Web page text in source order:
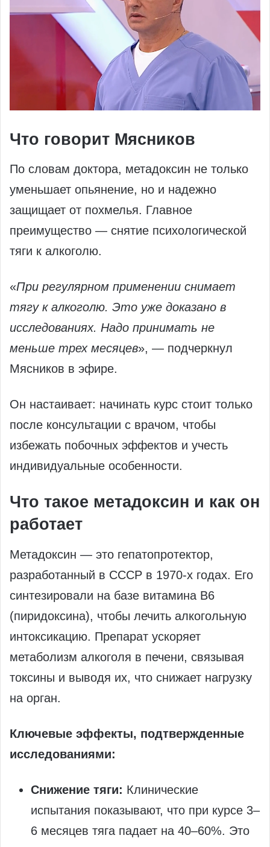
Что говорит Мясников
По словам доктора, метадоксин не только
уменьшает опьянение, но и надежно
защищает от похмелья. Главное
преимущество — снятие психологической
тяги к алкоголю.
«При регулярном применении снимает
тягу к алкоголю. Это уже доказано в
исследованиях. Надо принимать не
меньше трех месяцев», — подчеркнул
Мясников в эфире.
Он настаивает: начинать курс стоит только
после консультации с врачом, чтобы
избежать побочных эффектов и учесть
индивидуальные особенности.
Что такое метадоксин и как он
работает
Метадоксин — это гепатопротектор,
разработанный в СССР в 1970-х годах. Его
синтезировали на базе витамина B6
(пиридоксина), чтобы лечить алкогольную
интоксикацию. Препарат ускоряет
метаболизм алкоголя в печени, связывая
токсины и выводя их, что снижает нагрузку
на орган.
Ключевые эффекты, подтвержденные
исследованиями:
Снижение тяги: Клинические
испытания показывают, что при курсе 3–
6 месяцев тяга падает на 40–60%. Это